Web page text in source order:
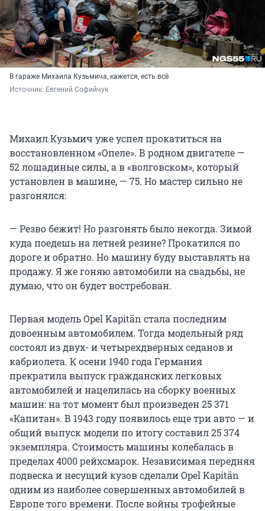
В гараже Михаила Кузьмича, кажется, есть всё
Источник: Евгений Софийчук
Михаил Кузьмич уже успел прокатиться на
восстановленном «Опеле». В родном двигателе —
52 лошадиные силы, а в «волговском», который
установлен в машине, — 75. Но мастер сильно не
разгонялся:
— Резво бежит! Но разгонять было некогда. Зимой
куда поедешь на летней резине? Прокатился по
дороге и обратно. Но машину буду выставлять на
продажу. Я же гоняю автомобили на свадьбы, не
думаю, что он будет востребован.
Первая модель Opel Kapitän стала последним
довоенным автомобилем. Тогда модельный ряд
состоял из двух- и четырехдверных седанов и
кабриолета. К осени 1940 года Германия
прекратила выпуск гражданских легковых
автомобилей и нацелилась на сборку военных
машин: на тот момент был произведен 25 371
«Капитан». В 1943 году появилось еще три авто — и
общий выпуск модели по итогу составил 25 374
экземпляра. Стоимость машины колебалась в
пределах 4000 рейхсмарок. Независимая передняя
подвеска и несущий кузов сделали Opel Kapitän
одним из наиболее совершенных автомобилей в
Европе того времени. После войны трофейные